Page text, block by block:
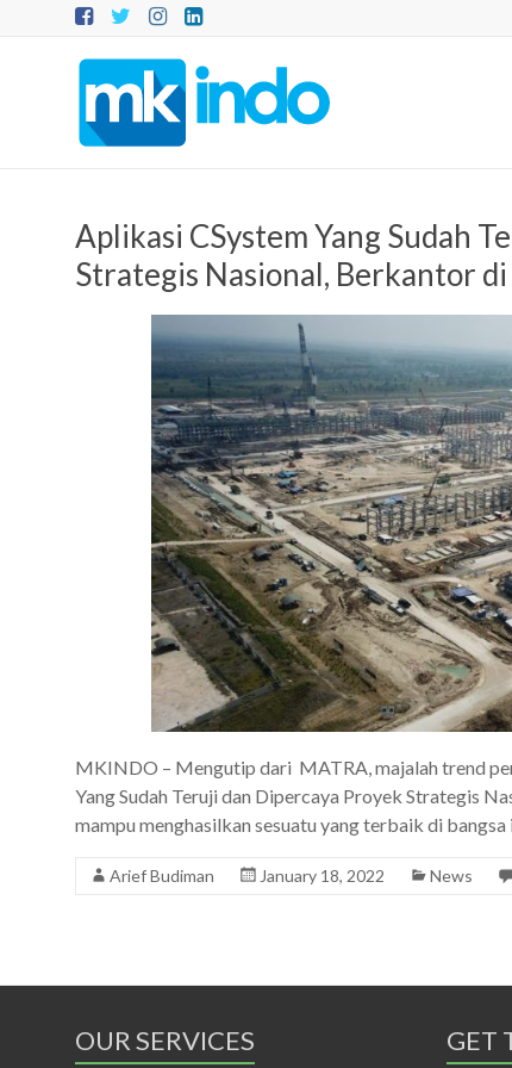
MKINDO
–
Mitra
Konsultansi
Indonesia
Consultant
Development
Aplikasi CSystem Yang Sudah
Strategis Nasional, Berkantor di
MKINDO – Mengutip dari MATRA, majalah trend
Yang Sudah Teruji dan Dipercaya Proyek Strategis
mampu menghasilkan sesuatu yang terbaik di
Arief Budiman January 18, 2022 News
OUR SERVICES GET